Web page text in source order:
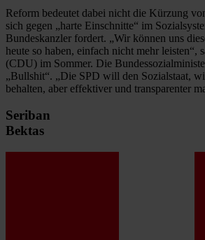
Reform bedeutet dabei nicht die Kürzung
sich gegen „harte Einschnitte“ im
Bundeskanzler fordert. „Wir können uns
heute so haben, einfach nicht mehr leisten“,
(CDU) im Sommer. Die
„Bullshit“. „Die SPD will den Sozialstaat,
behalten, aber effektiver und transparenter
Seriban
Bektas